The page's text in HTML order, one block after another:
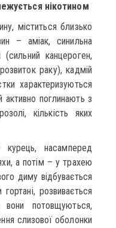
нікотином
міститься близько
– аміак, синильна
(сильний канцероген,
раку), кадмій
характеризуються
активно поглинають з
кількість яких
насамперед
а потім – у трахею
диму відбувається
розвивається
вони потовщуються,
слизової оболонки